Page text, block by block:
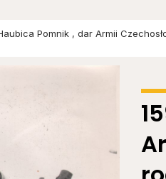
Pomnik , dar Armii